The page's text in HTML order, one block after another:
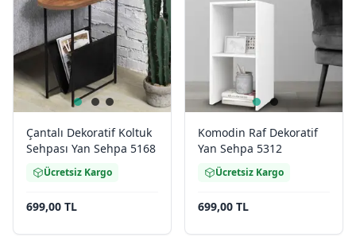
Çantalı Dekoratif Koltuk
Sehpası Yan Sehpa 5168
Ücretsiz Kargo
699,00 TL
Komodin Raf Dekoratif
Yan Sehpa 5312
Ücretsiz Kargo
699,00 TL